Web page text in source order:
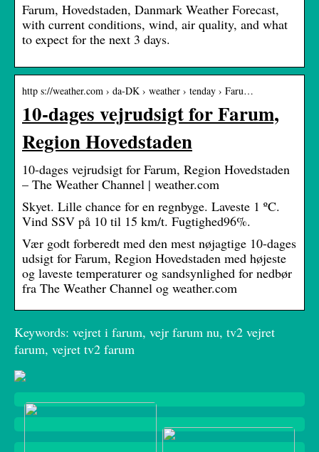
Farum, Hovedstaden, Danmark Weather Forecast,
with current conditions, wind, air quality, and what
to expect for the next 3 days.
http s://weather.com › da-DK › weather › tenday › Faru…
10-dages vejrudsigt for Farum,
Region Hovedstaden
10-dages vejrudsigt for Farum, Region Hovedstaden
– The Weather Channel | weather.com
Skyet. Lille chance for en regnbyge. Laveste 1 ºC.
Vind SSV på 10 til 15 km/t. Fugtighed96%.
Vær godt forberedt med den mest nøjagtige 10-dages
udsigt for Farum, Region Hovedstaden med højeste
og laveste temperaturer og sandsynlighed for nedbør
fra The Weather Channel og weather.com
Keywords: vejret i farum, vejr farum nu, tv2 vejret
farum, vejret tv2 farum